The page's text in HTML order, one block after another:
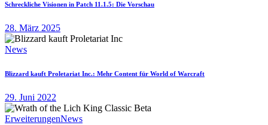
Schreckliche Visionen in Patch 11.1.5: Die Vorschau
28. März 2025
News
Blizzard kauft Proletariat Inc.: Mehr Content für World of Warcraft
29. Juni 2022
ErweiterungenNews